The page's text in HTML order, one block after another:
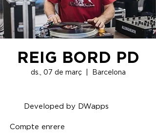
REIG BORD PD
ds., 07 de març
  |
Barcelona
Compte enrere
Developed by DWapps